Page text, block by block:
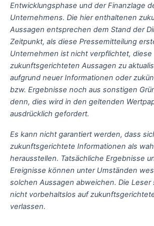
Entwicklungsphase und der Finanzlage
Unternehmens. Die hier enthaltenen
Aussagen entsprechen dem Stand der
Zeitpunkt, als diese Pressemitteilung
Unternehmen ist nicht verpflichtet, diese
zukunftsgerichteten Aussagen zu
aufgrund neuer Informationen oder
bzw. Ergebnisse noch aus sonstigen
denn, dies wird in den geltenden
ausdrücklich gefordert.
Es kann nicht garantiert werden, dass
zukunftsgerichtete Informationen als
herausstellen. Tatsächliche Ergebnisse
Ereignisse können unter Umständen
solchen Aussagen abweichen. Die
nicht vorbehaltslos auf
verlassen.